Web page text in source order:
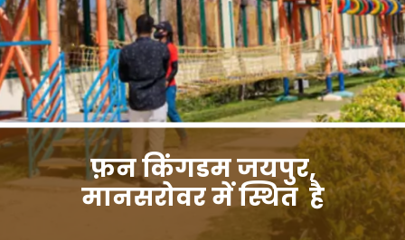
फ़न किंगडम जयपुर,
मानसरोवर में स्थित है